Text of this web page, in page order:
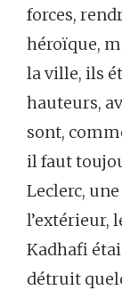
forces,
héroïque,
la ville, ils
hauteurs,
sont,
il faut
Leclerc,
l’extérieur,
Kadhafi
détruit